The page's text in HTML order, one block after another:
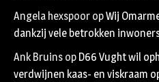
Angela hexspoor opWij
dankzij vele betrokken
Ank Bruins op D66 Vught wil
verdwijnen kaas- en viskraam